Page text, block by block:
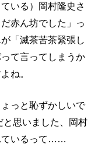
いる）岡村隆史さ
赤ん坊でした」っ
「滅茶苦茶緊張し
て言ってしまうか
ね。
っと恥ずかしいで
思いました、岡村
ているって……